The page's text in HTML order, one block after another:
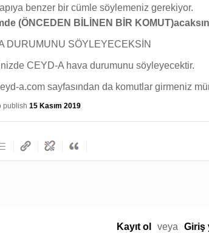
benzer bir cümle söylemeniz gerekiyor.
(ÖNCEDEN BİLİNEN BİR KOMUT)acaksın
DURUMUNU SÖYLEYECEKSİN
CEYD-A hava durumunu söyleyecektir.
a.com sayfasından da komutlar girmeniz
publish 15 Kasım 2019
Kayıt ol veya Giriş